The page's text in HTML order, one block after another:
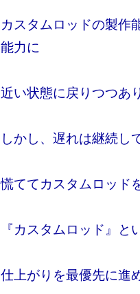
カスタムロッドの製作
能力に
近い状態に戻りつつあ
しかし、遅れは継続し
慌ててカスタムロッド
『カスタムロッド』
仕上がりを最優先に進